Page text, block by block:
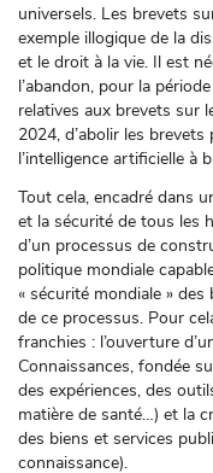
universels. Les brevets
exemple illogique de la
et le droit à la vie. Il est
l’abandon, pour la
relatives aux brevets sur
2024, d’abolir les
l’intelligence artificielle à
Tout cela, encadré dans
et la sécurité de tous les
d’un processus de
politique mondiale
« sécurité mondiale »
de ce processus. Pour
franchies : l’ouverture
Connaissances, fondée
des expériences, des
matière de santé…) et la
des biens et services
connaissance).